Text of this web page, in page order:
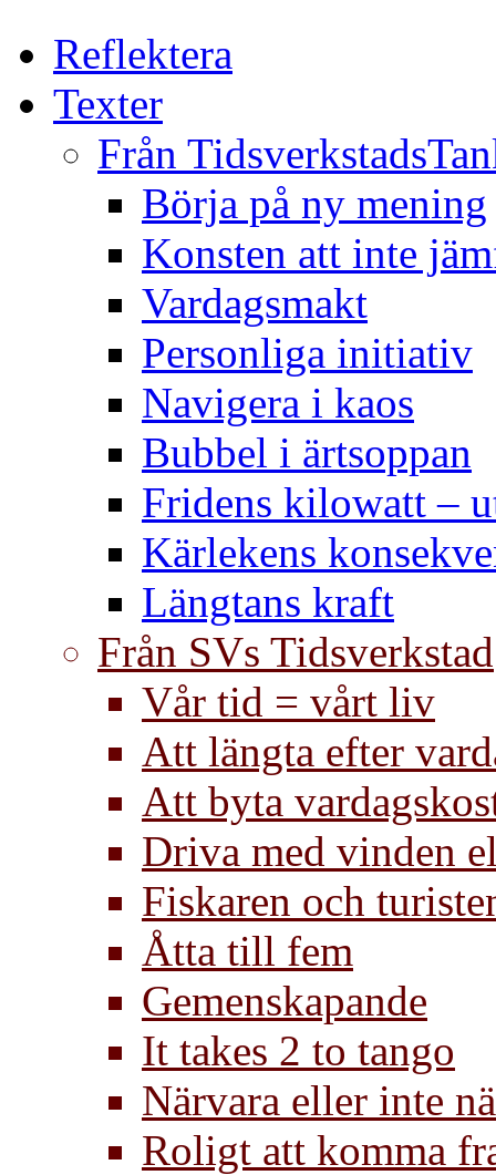
Reflektera
Texter
Från
Börja på ny mening
Konsten att inte
Vardagsmakt
Personliga initiativ
Navigera i kaos
Bubbel i ärtsoppan
Fridens kilowatt –
Kärlekens
Längtans kraft
Från SVs Tidsverkstad
Vår tid = vårt liv
Att längta efter
Att byta
Driva med vinden
Fiskaren och
Åtta till fem
Gemenskapande
It takes 2 to tango
Närvara eller inte
Roligt att komma